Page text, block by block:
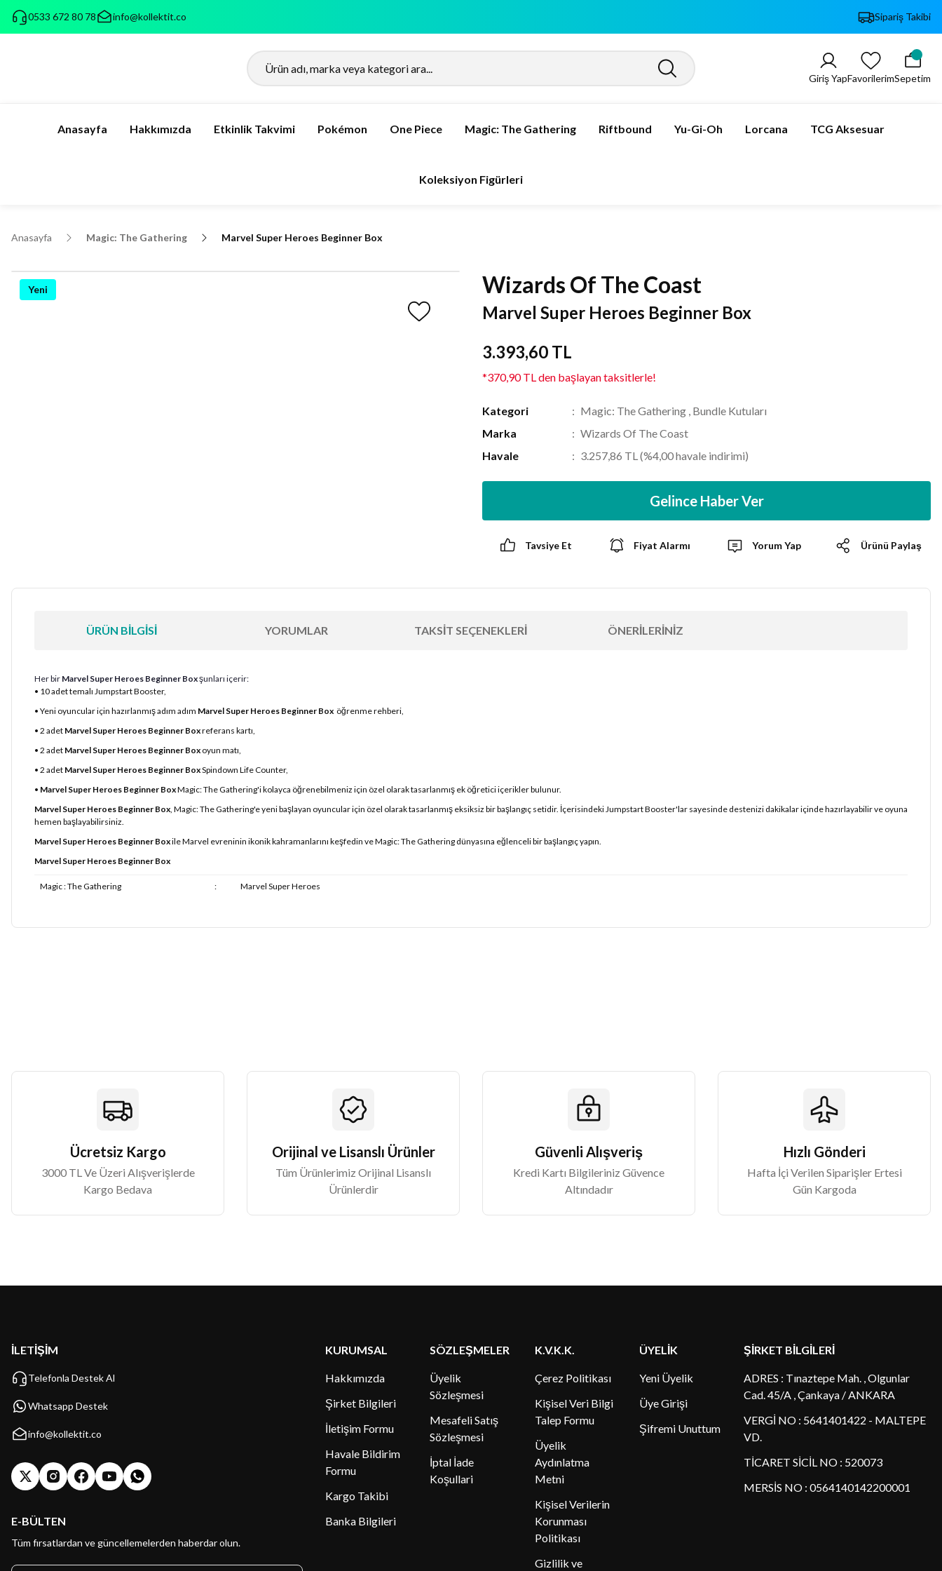
0533 672 80 78 info@kollektit.co Sipariş Takibi
Giriş YapFavorilerimSepetim
Anasayfa Hakkımızda Etkinlik Takvimi Pokémon One Piece Magic: The Gathering Riftbound Yu-Gi-Oh Lorcana TCG Aksesuar
Koleksiyon Figürleri
Anasayfa Magic: The Gathering Marvel Super Heroes Beginner Box
Yeni Wizards Of The Coast
Marvel Super Heroes Beginner Box
3.393,60 TL
*370,90 TL den başlayan taksitlerle!
Kategori Magic: The Gathering , Bundle Kutuları
Marka
Wizards Of The Coast
Havale
3.257,86 TL (%4,00 havale indirimi)
Gelince Haber Ver
Tavsiye Et Fiyat Alarmı Yorum Yap Ürünü Paylaş
ÜRÜN BILGISI YORUMLAR TAKSIT SEÇENEKLERI ÖNERILERINIZ
Her bir Marvel Super Heroes Beginner Boxşunları içerir:
• 10 adet temalı Jumpstart Booster,
• Yeni oyuncular için hazırlanmış adım adım Marvel Super Heroes Beginner Box öğrenme rehberi,
• 2 adet Marvel Super Heroes Beginner Boxreferans kartı,
• 2 adet Marvel Super Heroes Beginner Box oyun matı,
• 2 adet Marvel Super Heroes Beginner BoxSpindown Life Counter,
• Marvel Super Heroes Beginner BoxMagic: The Gathering'i kolayca öğrenebilmeniz için özel olarak tasarlanmış ek öğretici içerikler bulunur.
Marvel Super Heroes Beginner Box, Magic: The Gathering'e yeni başlayan oyuncular için özel olarak tasarlanmış eksiksiz bir başlangıç setidir. İçerisindeki Jumpstart Booster'lar sayesinde destenizi dakikalar içinde hazırlayabilir ve oyuna
hemen başlayabilirsiniz.
Marvel Super Heroes Beginner Boxile Marvel evreninin ikonik kahramanlarını keşfedin ve Magic: The Gathering dünyasına eğlenceli bir başlangıç yapın.
Marvel Super Heroes Beginner Box
Magic : The Gathering : Marvel Super Heroes
Ücretsiz Kargo
3000 TL Ve Üzeri Alışverişlerde
Kargo Bedava
Orijinal ve Lisanslı Ürünler
Tüm Ürünlerimiz Orijinal Lisanslı
Ürünlerdir
Güvenli Alışveriş
Kredi Kartı Bilgileriniz Güvence
Altındadır
Hızlı Gönderi
Hafta İçi Verilen Siparişler Ertesi
Gün Kargoda
İLETİŞİM
Telefonla Destek Al
Whatsapp Destek
info@kollektit.co
E-BÜLTEN
Tüm fırsatlardan ve güncellemelerden haberdar olun.
KURUMSAL
Hakkımızda
Şirket Bilgileri
İletişim Formu
Havale Bildirim
Formu
Kargo Takibi
Banka Bilgileri
SÖZLEŞMELER
Üyelik
Sözleşmesi
Mesafeli Satış
Sözleşmesi
İptal İade
Koşullari
K.V.K.K.
Çerez Politikası
Kişisel Veri Bilgi
Talep Formu
Üyelik
Aydınlatma
Metni
Kişisel Verilerin
Korunması
Politikası
Gizlilik ve
ÜYELİK
Yeni Üyelik
Üye Girişi
Şifremi Unuttum
ŞİRKET BİLGİLERİ
ADRES : Tınaztepe Mah. , Olgunlar
Cad. 45/A , Çankaya / ANKARA
VERGİ NO : 5641401422 - MALTEPE
VD.
TİCARET SİCİL NO : 520073
MERSİS NO : 0564140142200001